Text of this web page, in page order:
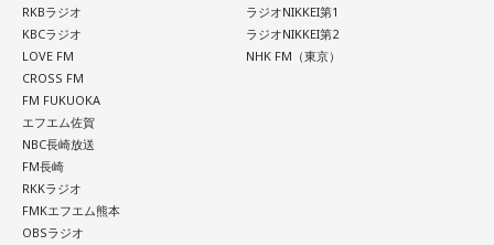
RKBラジオ
KBCラジオ
LOVE FM
CROSS FM
FM FUKUOKA
エフエム佐賀
NBC長崎放送
FM長崎
RKKラジオ
FMKエフエム熊本
OBSラジオ
ラジオNIKKEI第1
ラジオNIKKEI第2
NHK FM（東京）